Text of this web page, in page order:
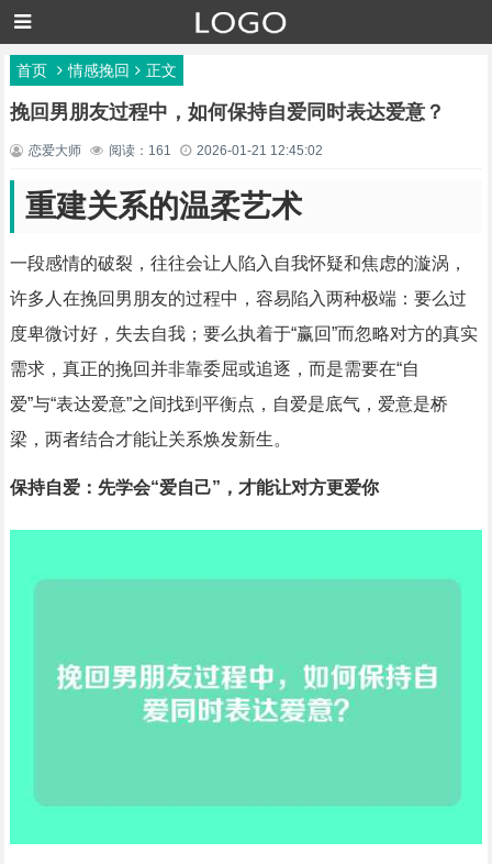
首页 情感挽回 正文
挽回男朋友过程中，如何保持自爱同时表达爱意？
恋爱大师 阅读：161 2026-01-21 12:45:02
重建关系的温柔艺术
一段感情的破裂，往往会让人陷入自我怀疑和焦虑的漩涡，
许多人在挽回男朋友的过程中，容易陷入两种极端：要么过
度卑微讨好，失去自我；要么执着于“赢回”而忽略对方的真实
需求，真正的挽回并非靠委屈或追逐，而是需要在“自
爱”与“表达爱意”之间找到平衡点，自爱是底气，爱意是桥
梁，两者结合才能让关系焕发新生。
保持自爱：先学会“爱自己”，才能让对方更爱你